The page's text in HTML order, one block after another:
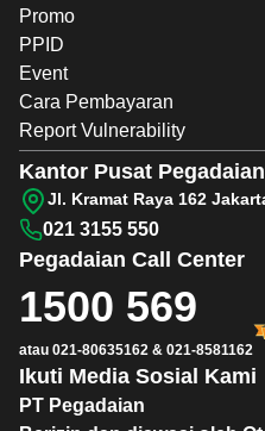
Promo
PPID
Event
Cara Pembayaran
Report Vulnerability
PT Pegadaian
Ikuti Media Sosial Kami
Pegadaian Call Center
1500 569
atau 021-80635162 & 021-8581162
Kantor Pusat Pegadaian
Jl. Kramat Raya 162
021 3155 550